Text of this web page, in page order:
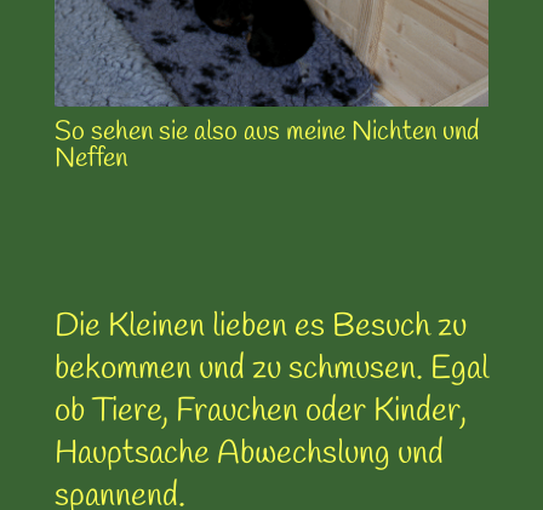
So sehen sie also aus meine Nichten und
Neffen
Die Kleinen lieben es Besuch zu
bekommen und zu schmusen. Egal
ob Tiere, Frauchen oder Kinder,
Hauptsache Abwechslung und
spannend.